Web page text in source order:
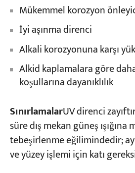
Mükemmel korozyon
İyi aşınma direnci
Alkali korozyonuna karşı
Alkid kaplamalara göre
koşullarına dayanıklılık
SınırlamalarUV direnci
süre dış mekan güneş ışığına
tebeşirlenme eğilimindedir;
ve yüzey işlemi için katı